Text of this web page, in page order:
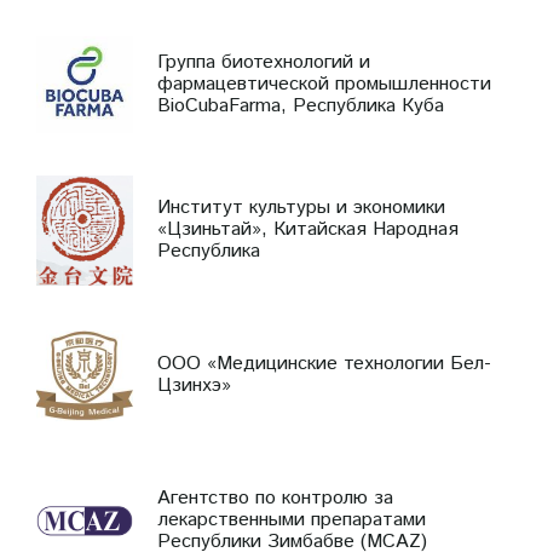
Группа биотехнологий и
фармацевтической промышленности
BioCubaFarma, Республика Куба
Институт культуры и экономики
«Цзиньтай», Китайская Народная
Республика
ООО «Медицинские технологии Бел-
Цзинхэ»
Агентство по контролю за
лекарственными препаратами
Республики Зимбабве (MCAZ)